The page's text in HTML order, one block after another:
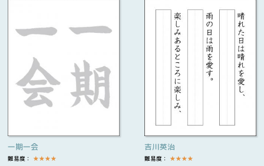
一期一会
難易度： ★★★★
吉川英治
難易度： ★★★★